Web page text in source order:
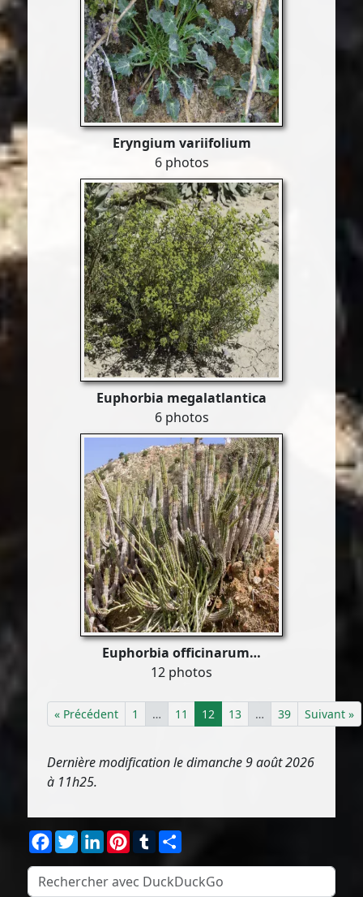
Eryngium variifolium
6 photos
Euphorbia megalatlantica
6 photos
Euphorbia officinarum…
12 photos
« Précédent 1 … 11 12 13 … 39 Suivant »
Dernière modification le dimanche 9 août 2026
à 11h25.
Facebook
TwitterLinkedInPinterest
Tumblr